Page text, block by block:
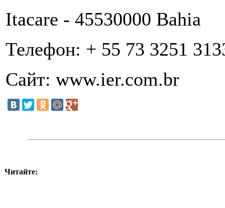
Itacare - 45530000 Bahia
Телефон: + 55 73 3251
Сайт: www.ier.com.br
Читайте: